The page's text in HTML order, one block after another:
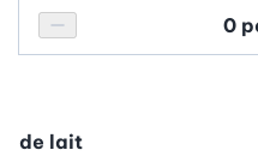
Réduire le nombre de
Personnes
de lait